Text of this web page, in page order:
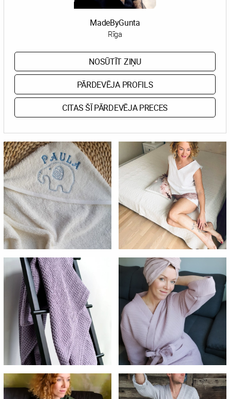
MadeByGunta
Rīga
NOSŪTĪT ZIŅU
PĀRDEVĒJA PROFILS
CITAS ŠĪ PĀRDEVĒJA PRECES